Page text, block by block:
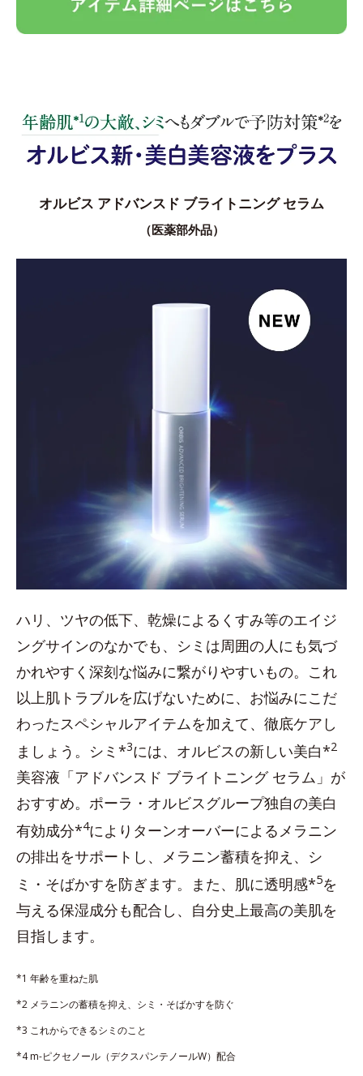
オルビス アドバンスド ブライトニング セラム
（医薬部外品）
ハリ、ツヤの低下、乾燥によるくすみ等のエイジ
ングサインのなかでも、シミは周囲の人にも気づ
かれやすく深刻な悩みに繋がりやすいもの。これ
以上肌トラブルを広げないために、お悩みにこだ
わったスペシャルアイテムを加えて、徹底ケアし
ましょう。シミ*3には、オルビスの新しい美白*2
美容液「アドバンスド ブライトニング セラム」が
おすすめ。ポーラ・オルビスグループ独自の美白
有効成分*4によりターンオーバーによるメラニン
の排出をサポートし、メラニン蓄積を抑え、シ
ミ・そばかすを防ぎます。また、肌に透明感*5を
与える保湿成分も配合し、自分史上最高の美肌を
目指します。
*1 年齢を重ねた肌
*2 メラニンの蓄積を抑え、シミ・そばかすを防ぐ
*3 これからできるシミのこと
*4 m-ピクセノール（デクスパンテノールW）配合